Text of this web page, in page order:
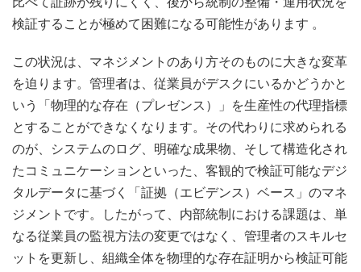
検証することが極めて困難になる可能性があります 。
この状況は、マネジメントのあり方そのものに大きな変革
を迫ります。管理者は、従業員がデスクにいるかどうかと
いう「物理的な存在（プレゼンス）」を生産性の代理指標
とすることができなくなります。その代わりに求められる
のが、システムのログ、明確な成果物、そして構造化され
たコミュニケーションといった、客観的で検証可能なデジ
タルデータに基づく「証拠（エビデンス）ベース」のマネ
ジメントです。したがって、内部統制における課題は、単
なる従業員の監視方法の変更ではなく、管理者のスキルセ
ットを更新し、組織全体を物理的な存在証明から検証可能